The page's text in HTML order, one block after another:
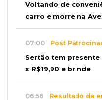
Voltando de
carro e morre na
07:00 Post
Sertão tem presente
x R$19,90 e brinde
06:56 Resultado da